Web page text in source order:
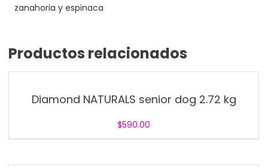
zanahoria y espinaca
Productos relacionados
Diamond NATURALS senior dog 2.72 kg
$590.00